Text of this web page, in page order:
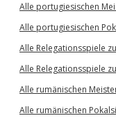
Alle portugiesischen
Alle portugiesischen
Alle Relegationsspiele
Alle Relegationsspiele
Alle rumänischen
Alle rumänischen